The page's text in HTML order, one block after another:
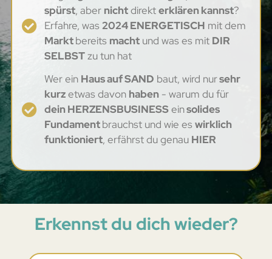
spürst, aber nichtdirekterklären kannst?
Erfahre, was 2024 ENERGETISCH mit dem
Marktbereits machtund was es mit DIR
SELBSTzu tun hat
Wer ein Haus auf SAND baut, wird nursehr
kurzetwas davon haben- warum du für
dein HERZENSBUSINESSeinsolides
Fundamentbrauchst und wie es wirklich
funktioniert, erfährst du genau HIER
Erkennst du dich wieder?